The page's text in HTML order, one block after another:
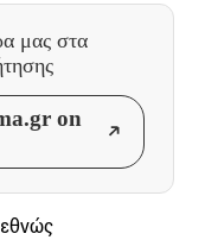
μας στα
on